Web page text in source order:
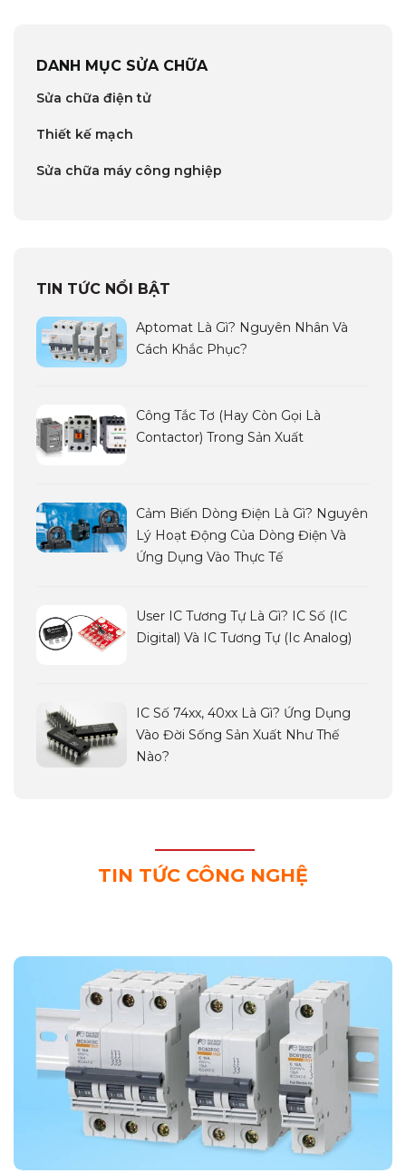
DANH MỤC SỬA CHỮA
Sửa chữa điện tử
Thiết kế mạch
Sửa chữa máy công nghiệp
TIN TỨC NỔI BẬT
Aptomat Là Gì? Nguyên Nhân Và
Cách Khắc Phục?
Công Tắc Tơ (hay Còn Gọi Là
Contactor) Trong Sản Xuất
Cảm Biến Dòng Điện Là Gì? Nguyên
Lý Hoạt Động Của Dòng Điện Và
Ứng Dụng Vào Thực Tế
User IC Tương Tự Là Gì? IC Số (IC
Digital) Và IC Tương Tự (ic Analog)
IC Số 74xx, 40xx Là Gì? Ứng Dụng
Vào Đời Sống Sản Xuất Như Thế
Nào?
TIN TỨC CÔNG NGHỆ